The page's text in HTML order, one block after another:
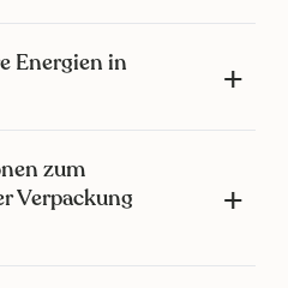
Energien in
zum
Verpackung